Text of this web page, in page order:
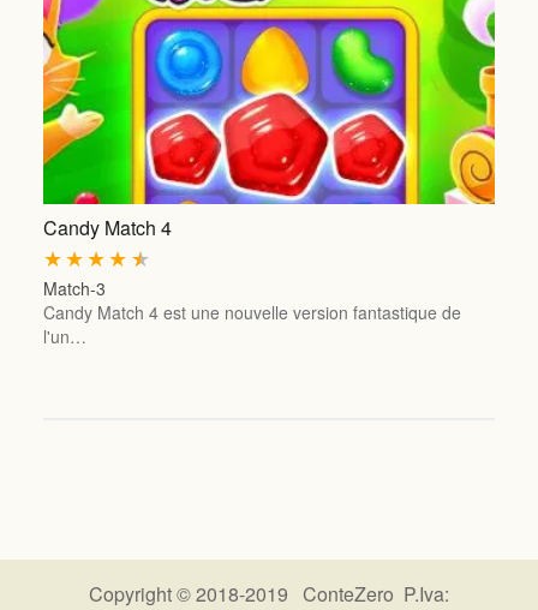
Candy Match 4
★
★
★
★
★
Match-3
Candy Match 4 est une nouvelle version fantastique de
l'un…
Copyright © 2018-2019 ConteZero P.Iva: